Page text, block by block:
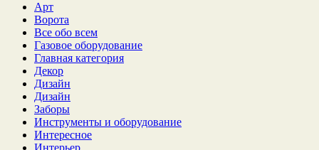
Арт
Ворота
Все обо всем
Газовое оборудование
Главная категория
Декор
Дизайн
Дизайн
Заборы
Инструменты и оборудование
Интересное